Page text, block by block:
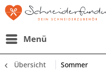
Menü
Übersicht Sommer